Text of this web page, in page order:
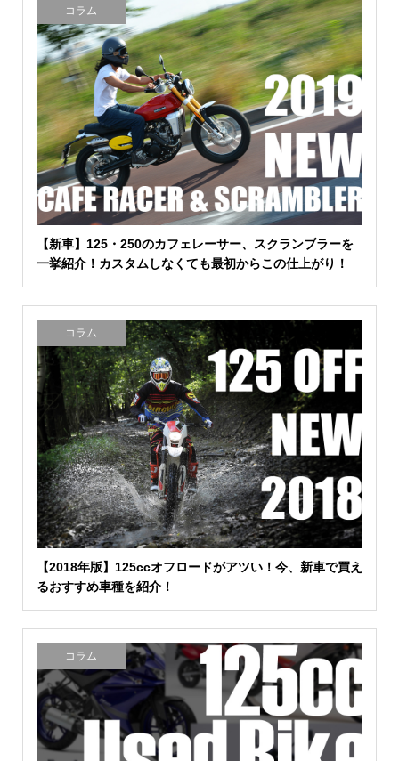
コラム
【新車】125・250のカフェレーサー、スクランブラーを
一挙紹介！カスタムしなくても最初からこの仕上がり！
コラム
【2018年版】125ccオフロードがアツい！今、新車で買え
るおすすめ車種を紹介！
コラム